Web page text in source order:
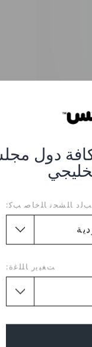
دول
ﺎﻠﺸﺤﻧ ﺎﻠﺧﺎﺻ ﺐﻛ:
ﺖﻐﻴﻳﺭ ﺎﻠﻠﻏﺓ: